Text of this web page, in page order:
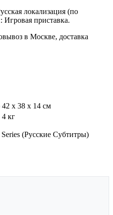
локализация (по
приставка.
в Москве, доставка
42 x 38 x 14 см
4 кг
(Русские Субтитры)